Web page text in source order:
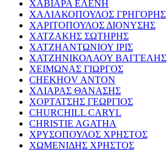
ΧΑΒΙΑΡΑ ΕΛΕΝΗ
ΧΑΛΙΑΚΟΠΟΥΛΟΣ ΓΡΗΓΟΡΗΣ
ΧΑΡΙΤΟΠΟΥΛΟΣ ΔΙΟΝΥΣΗΣ
ΧΑΤΖΑΚΗΣ ΣΩΤΗΡΗΣ
ΧΑΤΖΗΑΝΤΩΝΙΟΥ ΙΡΙΣ
ΧΑΤΖΗΝΙΚΟΛΑΟΥ ΒΑΓΓΕΛΗΣ
ΧΕΙΜΩΝΑΣ ΓΙΩΡΓΟΣ
CHEKHOV ANTON
ΧΛΙΑΡΑΣ ΘΑΝΑΣΗΣ
ΧΟΡΤΑΤΣΗΣ ΓΕΩΡΓΙΟΣ
CHURCHILL CARYL
CHRISTIE AGATHA
ΧΡΥΣΟΠΟΥΛΟΣ ΧΡΗΣΤΟΣ
ΧΩΜΕΝΙΔΗΣ ΧΡΗΣΤΟΣ